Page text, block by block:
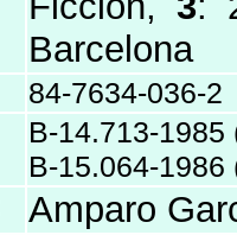
Barcelona
84-7634-036-2
B-14.713-1985
B-15.064-1986
Amparo